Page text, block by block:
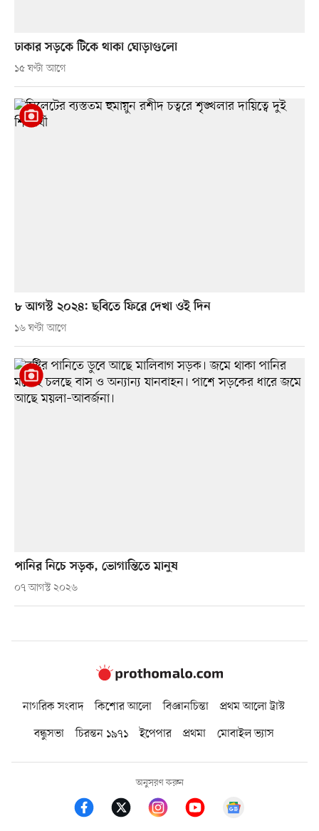
ঢাকার সড়কে টিকে থাকা ঘোড়াগুলো
১৫ ঘণ্টা আগে
৮ আগস্ট ২০২৪: ছবিতে ফিরে দেখা ওই দিন
১৬ ঘণ্টা আগে
পানির নিচে সড়ক, ভোগান্তিতে মানুষ
০৭ আগস্ট ২০২৬
নাগরিক সংবাদ কিশোর আলো বিজ্ঞানচিন্তা
প্রথম আলো ট্রাস্ট
বন্ধুসভা
চিরন্তন ১৯৭১ ইপেপার প্রথমা মোবাইল ভ্যাস
অনুসরণ করুন